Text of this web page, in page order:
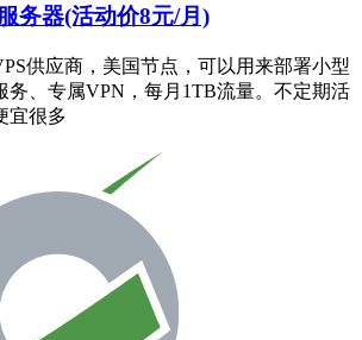
务器(活动价8元/月)
供应商，美国节点，可以用来部署小型
务、专属VPN，每月1TB流量。不定期活
宜很多